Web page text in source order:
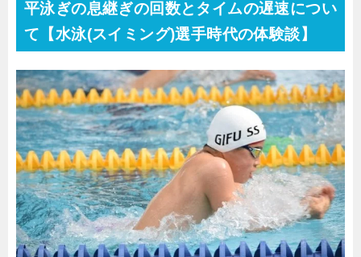
平泳ぎの息継ぎの回数とタイムの遅速につい
て【水泳(スイミング)選手時代の体験談】